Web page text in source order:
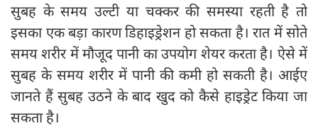
सुबह के समय उल्टी या चक्कर की समस्या रहती है तो
इसका एक बड़ा कारण डिहाइड्रेशन हो सकता है। रात में सोते
समय शरीर में मौजूद पानी का उपयोग शेयर करता है। ऐसे में
सुबह के समय शरीर में पानी की कमी हो सकती है। आईए
जानते हैं सुबह उठने के बाद खुद को कैसे हाइड्रेट किया जा
सकता है।